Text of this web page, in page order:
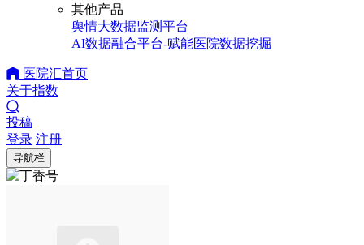
其他产品
舆情大数据监测平台
AI数据融合平台-赋能医院数据挖掘
医院汇首页
关于指数
投稿
登录 注册
导航栏